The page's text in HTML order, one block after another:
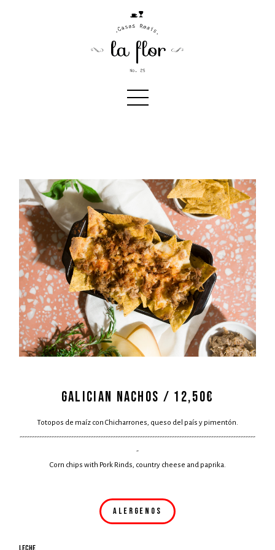
GALICIAN NACHOS / 12,50€
Totopos de maíz con Chicharrones, queso del país y pimentón.
------------------------------------------------------------------------------------------------
-
Corn chips with Pork Rinds, country cheese and paprika.
ALERGENOS